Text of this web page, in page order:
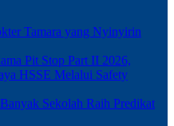
Tamara yang Nyinyirin
Pit Stop Part II 2026,
HSSE Melalui Safety
Sekolah Raih Predikat